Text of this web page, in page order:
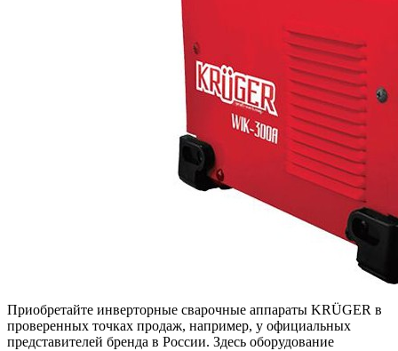
Приобретайте инверторные сварочные аппараты KRÜGER в
проверенных точках продаж, например, у официальных
представителей бренда в России. Здесь оборудование